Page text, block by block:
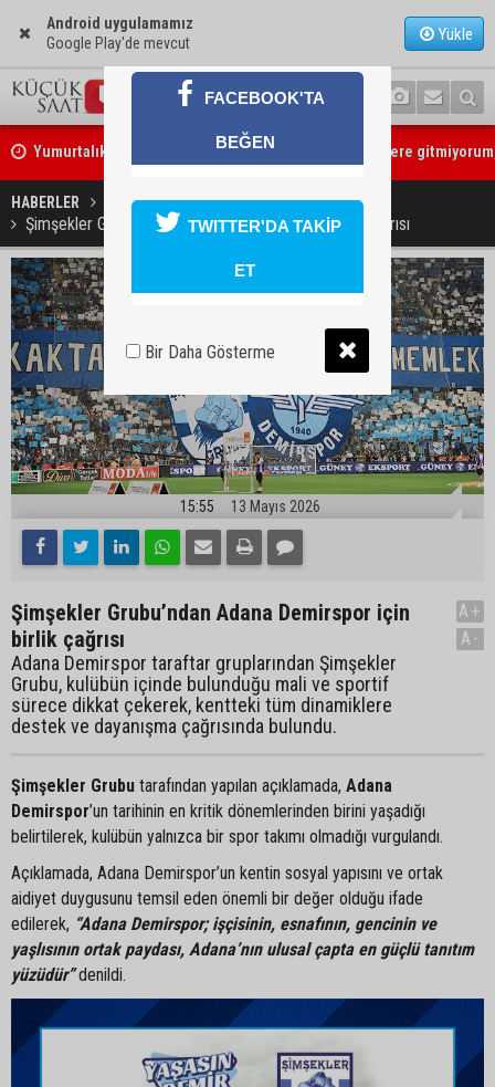
Android uygulamamız
Google Play'de mevcut
Yükle
Yumurtalık Belediye Başkanı Erdinç Altıok: “Ben bir yere
partimdeyim”
ASKİ’den mikroplastik iddialarına açıklama: “Tesis kirliliğin kaynağı
HABERLER SPOR
Şimşekler Grubu’ndan Adana Demirspor için birlik çağrısı
15:55 13 Mayıs 2026
Şimşekler Grubu’ndan Adana Demirspor için
birlik çağrısı
Adana Demirspor taraftar gruplarından Şimşekler
Grubu, kulübün içinde bulunduğu mali ve sportif
sürece dikkat çekerek, kentteki tüm dinamiklere
destek ve dayanışma çağrısında bulundu.
A+
A-
Şimşekler Grubu tarafından yapılan açıklamada, Adana
Demirspor’un tarihinin en kritik dönemlerinden birini yaşadığı
belirtilerek, kulübün yalnızca bir spor takımı olmadığı vurgulandı.
Açıklamada, Adana Demirspor’un kentin sosyal yapısını ve ortak
aidiyet duygusunu temsil eden önemli bir değer olduğu ifade
edilerek, “Adana Demirspor; işçisinin, esnafının, gencinin ve
yaşlısının ortak paydası, Adana’nın ulusal çapta en güçlü tanıtım
yüzüdür”denildi.
FACEBOOK'TA
BEĞEN
TWITTER'DA TAKİP
ET
Bir Daha Gösterme